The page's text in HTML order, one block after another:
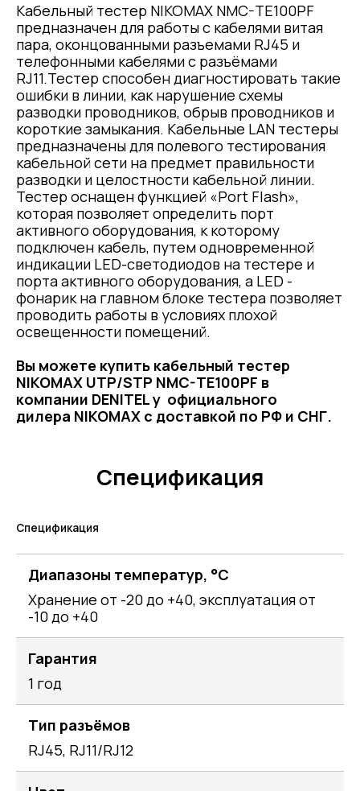
Кабельный тестер NIKOMAX NMC-TE100PF
предназначен для работы с кабелями витая
пара, оконцованными разъемами RJ45 и
телефонными кабелями с разъёмами
RJ11.Тестер способен диагностировать такие
ошибки в линии, как нарушение схемы
разводки проводников, обрыв проводников и
короткие замыкания. Кабельные LAN тестеры
предназначены для полевого тестирования
кабельной сети на предмет правильности
разводки и целостности кабельной линии.
Тестер оснащен функцией «Port Flash»,
которая позволяет определить порт
активного оборудования, к которому
подключен кабель, путем одновременной
индикации LED-светодиодов на тестере и
порта активного оборудования, а LED -
фонарик на главном блоке тестера позволяет
проводить работы в условиях плохой
освещенности помещений.
Вы можете купить кабельный тестер
NIKOMAX UTP/STP NMC-TE100PF в
компании DENITEL у официального
дилера NIKOMAX с доставкой по РФ и СНГ.
Спецификация
Спецификация
Диапазоны температур, °C
Хранение от -20 до +40, эксплуатация от
-10 до +40
Гарантия
1 год
Тип разъёмов
RJ45, RJ11/RJ12